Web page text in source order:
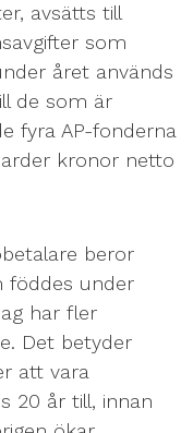
avsätts till
som
året används
de som är
fyra AP-fonderna
kronor netto
beror
föddes under
har fler
Det betyder
att vara
20 år till, innan